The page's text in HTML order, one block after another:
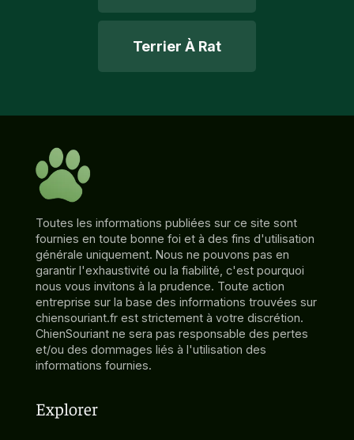
Terrier À Rat
Toutes les informations publiées sur ce site sont
fournies en toute bonne foi et à des fins d'utilisation
générale uniquement. Nous ne pouvons pas en
garantir l'exhaustivité ou la fiabilité, c'est pourquoi
nous vous invitons à la prudence. Toute action
entreprise sur la base des informations trouvées sur
chiensouriant.fr est strictement à votre discrétion.
ChienSouriant ne sera pas responsable des pertes
et/ou des dommages liés à l'utilisation des
informations fournies.
Explorer